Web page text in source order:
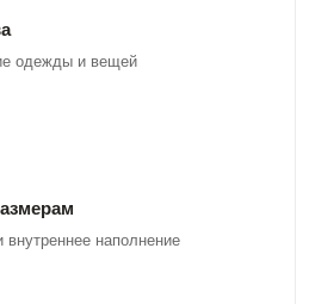
одежды и вещей
наполнение